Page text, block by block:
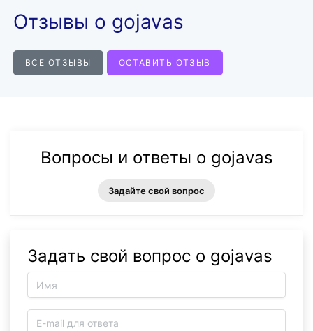
Отзывы о gojavas
ВСЕ ОТЗЫВЫ ОСТАВИТЬ ОТЗЫВ
Вопросы и ответы о gojavas
Задайте свой вопрос
Задать свой вопрос о gojavas